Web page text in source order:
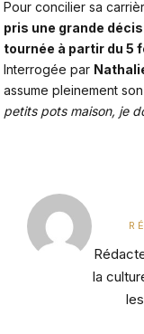
Pour concilier sa
pris une grande
tournée à partir du 5
Interrogée par
assume pleinement
petits pots maison, je
la